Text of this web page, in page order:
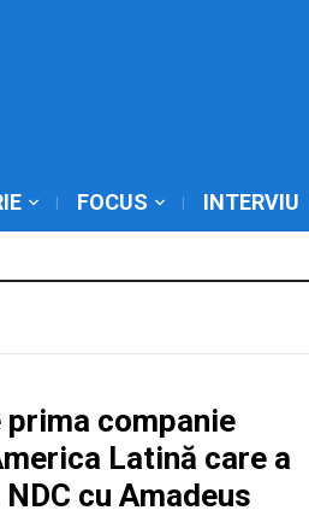
FOCUS INTERVIU
companie
Latină care a
cu Amadeus